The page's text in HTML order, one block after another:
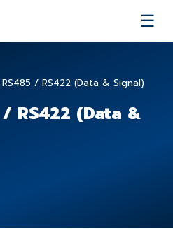
☰
/ RS422 (Data & Signal)
(Data &